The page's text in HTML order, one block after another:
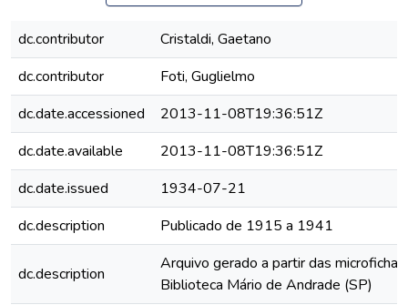
dc.contributor
Cristaldi, Gaetano
dc.contributor
Foti, Guglielmo
dc.date.accessioned
2013-11-08T19:36:51Z
dc.date.available
2013-11-08T19:36:51Z
dc.date.issued
1934-07-21
dc.description
Publicado de 1915 a 1941
dc.description
Arquivo gerado a partir das
Biblioteca Mário de Andrade (SP)